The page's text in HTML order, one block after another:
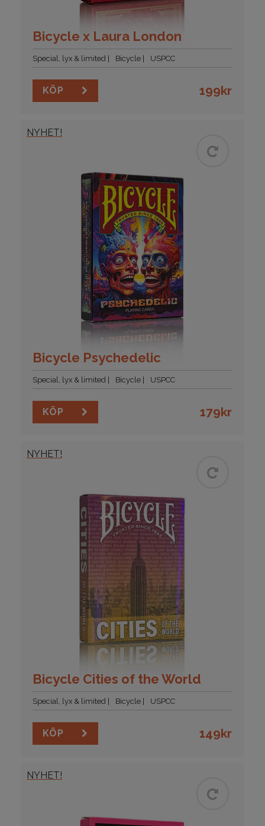
Bicycle x Laura London
Special, lyx & limited Bicycle USPCC
KÖP 199kr
NYHET!
Bicycle Psychedelic
Special, lyx & limited Bicycle USPCC
KÖP 179kr
NYHET!
Bicycle Cities of the World
Special, lyx & limited Bicycle USPCC
KÖP 149kr
NYHET!